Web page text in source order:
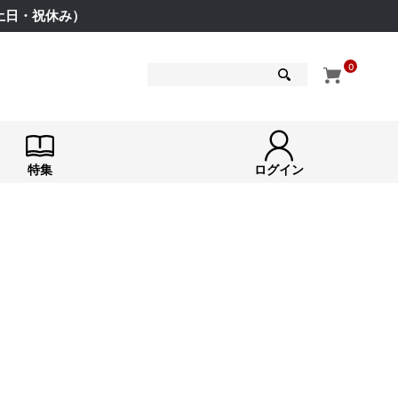
・祝休み）
0
特集 ログイン